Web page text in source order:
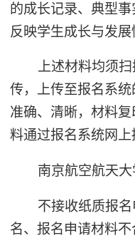
的成长记录、典型
反映学生成长与发展
上述材料均须
传，上传至报名系统
准确、清晰，材料
料通过报名系统网上
南京航空航天大
不接收纸质报
名、报名申请材料不